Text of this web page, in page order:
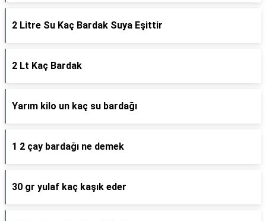
2 Litre Su Kaç Bardak Suya Eşittir
2 Lt Kaç Bardak
Yarım kilo un kaç su bardağı
1 2 çay bardağı ne demek
30 gr yulaf kaç kaşık eder